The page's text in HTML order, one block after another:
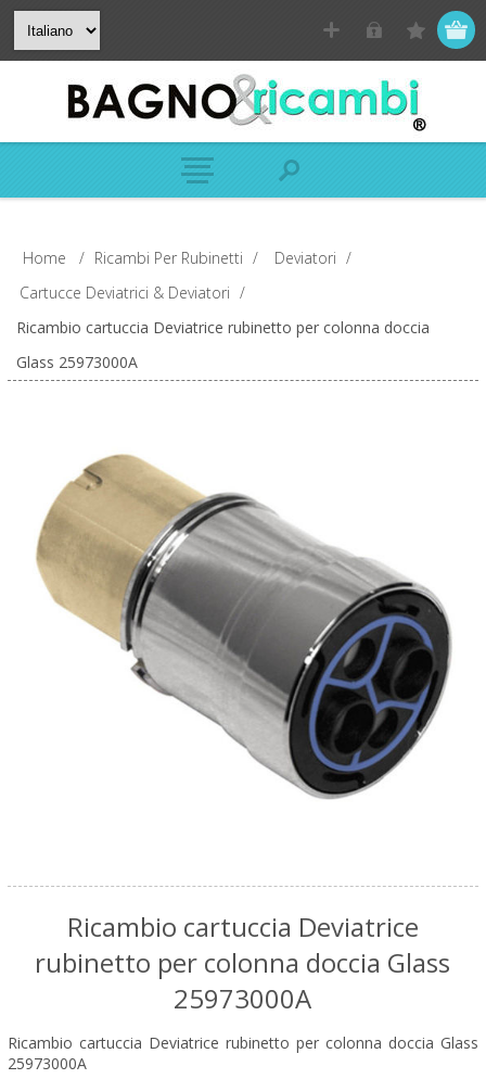
Home / Ricambi Per Rubinetti / Deviatori /
Cartucce Deviatrici & Deviatori /
Ricambio cartuccia Deviatrice rubinetto per colonna doccia
Glass 25973000A
Ricambio cartuccia Deviatrice
rubinetto per colonna doccia Glass
25973000A
Ricambio cartuccia Deviatrice rubinetto per colonna doccia Glass
25973000A